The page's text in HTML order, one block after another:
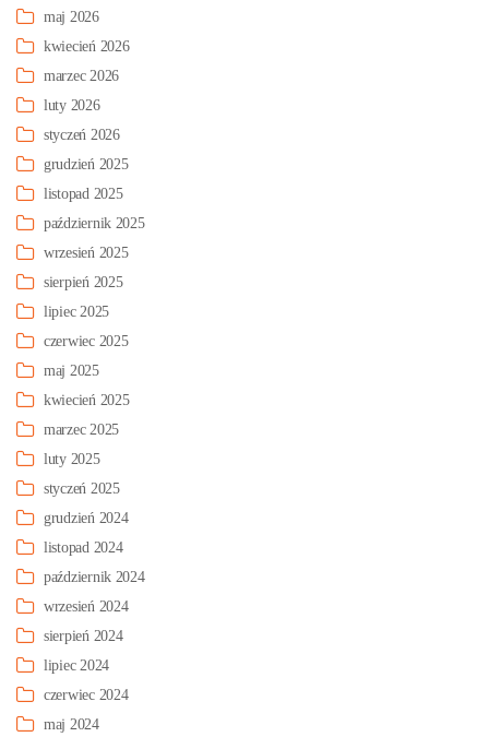
maj 2026
kwiecień 2026
marzec 2026
luty 2026
styczeń 2026
grudzień 2025
listopad 2025
październik 2025
wrzesień 2025
sierpień 2025
lipiec 2025
czerwiec 2025
maj 2025
kwiecień 2025
marzec 2025
luty 2025
styczeń 2025
grudzień 2024
listopad 2024
październik 2024
wrzesień 2024
sierpień 2024
lipiec 2024
czerwiec 2024
maj 2024